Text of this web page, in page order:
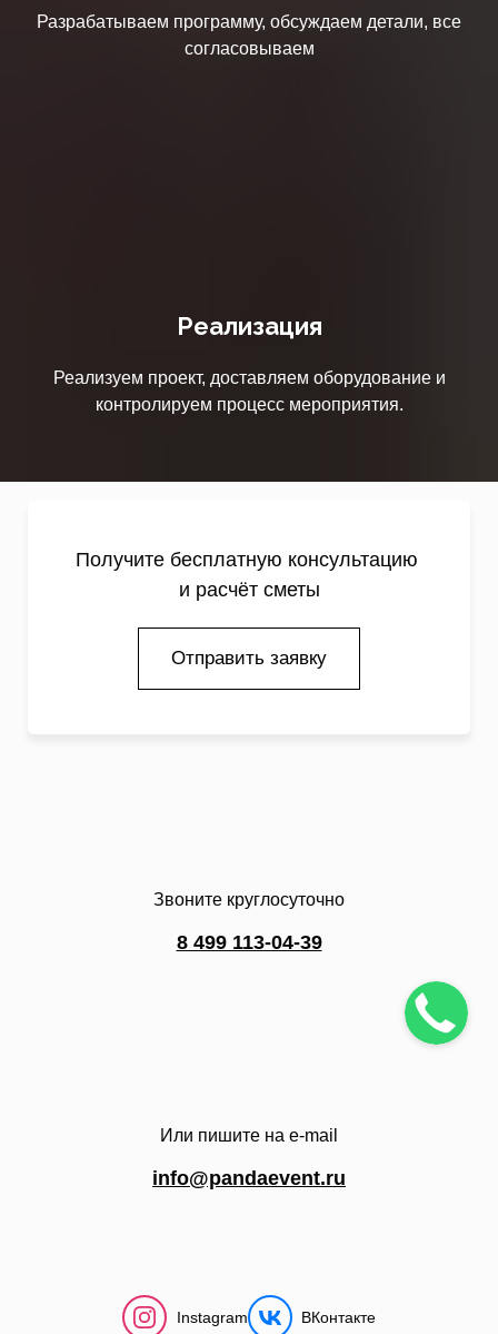
Разрабатываем программу, обсуждаем детали, все
согласовываем
Реализация
Реализуем проект, доставляем оборудование и
контролируем процесс мероприятия.
Получите бесплатную консультацию
и расчёт сметы
Отправить заявку
Звоните круглосуточно
8 499 113-04-39
Или пишите на e-mail
info@pandaevent.ru
Instagram ВКонтакте